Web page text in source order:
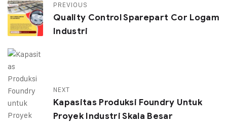
PREVIOUS
Quality Control Sparepart Cor Logam
Industri
NEXT
Kapasitas Produksi Foundry Untuk
Proyek Industri Skala Besar